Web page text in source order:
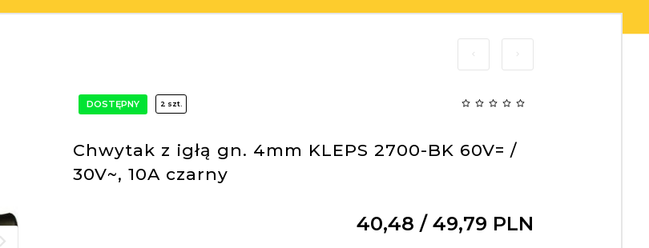
DOSTĘPNY 2 szt.
Chwytak z igłą gn. 4mm KLEPS 2700-BK 60V= /
30V~, 10A czarny
40,48 / 49,79 PLN